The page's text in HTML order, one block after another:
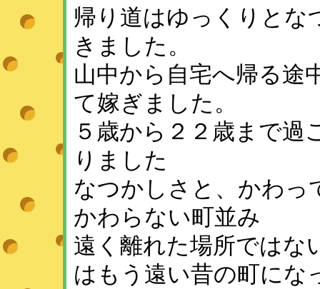
帰り道はゆっくりとな
きました。
山中から自宅へ帰る途
て嫁ぎました。
５歳から２２歳まで過
りました
なつかしさと、かわっ
かわらない町並み
遠く離れた場所ではな
はもう遠い昔の町にな